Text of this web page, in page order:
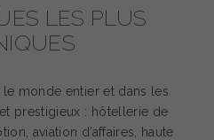
LES PLUS
monde entier et dans les
prestigieux : hôtellerie de
aviation d’affaires, haute